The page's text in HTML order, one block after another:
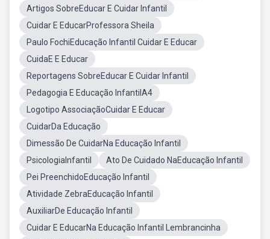
Artigos SobreEducar E Cuidar Infantil
Cuidar E EducarProfessora Sheila
Paulo FochiEducação Infantil Cuidar E Educar
CuidaE E Educar
Reportagens SobreEducar E Cuidar Infantil
Pedagogia E Educação InfantilA4
Logotipo AssociaçãoCuidar E Educar
CuidarDa Educação
Dimessão De CuidarNa Educação Infantil
PsicologiaInfantil
Ato De Cuidado NaEducação Infantil
Pei PreenchidoEducação Infantil
Atividade ZebraEducação Infantil
AuxiliarDe Educação Infantil
Cuidar E EducarNa Educação Infantil Lembrancinha